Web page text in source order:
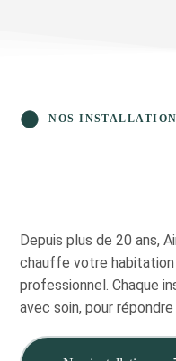
NOS
Depuis plus de 20 ans,
chauffe votre
professionnel. Chaque
avec soin, pour